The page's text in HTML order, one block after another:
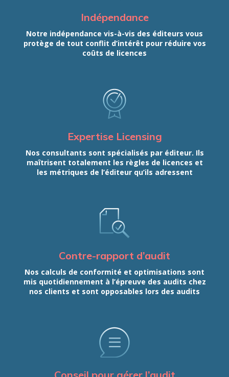
Indépendance
Notre indépendance vis-à-vis des éditeurs vous
protège de tout conflit d’intérêt pour réduire vos
coûts de licences
Expertise Licensing
Nos consultants sont spécialisés par éditeur. Ils
maîtrisent totalement les règles de licences et
les métriques de l’éditeur qu’ils adressent
Contre-rapport d’audit
Nos calculs de conformité et optimisations sont
mis quotidiennement à l’épreuve des audits chez
nos clients et sont opposables lors des audits